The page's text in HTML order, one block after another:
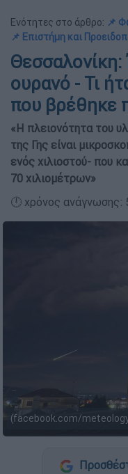
Ενότητες στο άρθρο: 📌
📌 Επιστήμη και
ουρανό - Τι
που βρέθηκε
«Η πλειονότητα του
της Γης είναι
ενός χιλιοστού- που
70 χιλιομέτρων»
🕛 χρόνος
(facebook.com/